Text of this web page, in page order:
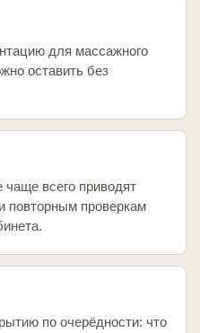
для массажного
оставить без
всего приводят
повторным проверкам
по очерёдности: что